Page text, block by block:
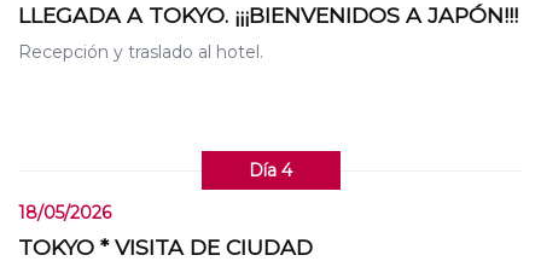
LLEGADA A TOKYO. ¡¡¡BIENVENIDOS A JAPÓN!!!
Recepción y traslado al hotel.
Día 4
18/05/2026
TOKYO * VISITA DE CIUDAD